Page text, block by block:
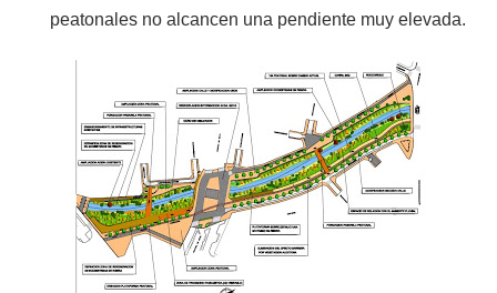
peatonales no alcancen una pendiente muy elevada.